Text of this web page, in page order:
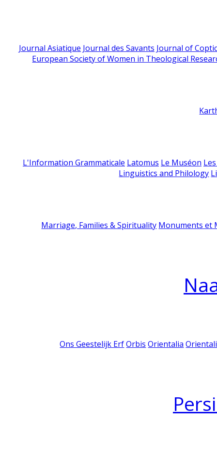
Journal Asiatique Journal des Savants Journal of
European Society of Women in Theological
L'Information Grammaticale Latomus Le Muséon
Linguistics and Philology
Marriage, Families & Spirituality Monuments et
Ons Geestelijk Erf Orbis Orientalia